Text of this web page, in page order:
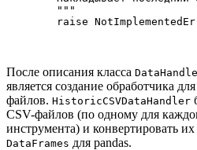
        """
После описания класса
является создание обработчика
файлов. HistoricCSVDataHandler
CSV-файлов (по одному для
инструмента) и конвертировать
DataFrames для pandas.